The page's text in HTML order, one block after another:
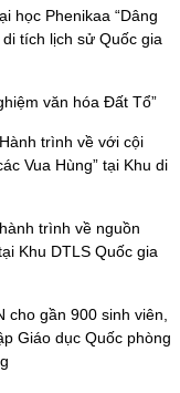
học Phenikaa “Dâng
tích lịch sử Quốc gia
văn hóa Đất Tổ”
trình về với cội
Vua Hùng” tại Khu di
trình về nguồn
Khu DTLS Quốc gia
cho gần 900 sinh viên,
Giáo dục Quốc phòng